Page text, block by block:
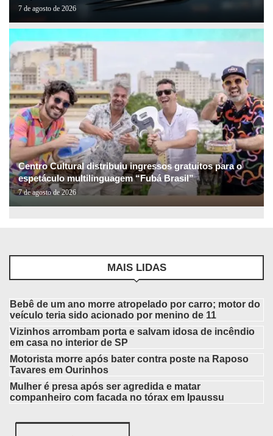
7 de agosto de 2026
Centro Cultural distribuiu ingressos gratuitos para o
espetáculo multilinguagem “Fubá Brasil”
7 de agosto de 2026
MAIS LIDAS
Bebê de um ano morre atropelado por carro; motor do
veículo teria sido acionado por menino de 11
Vizinhos arrombam porta e salvam idosa de incêndio
em casa no interior de SP
Motorista morre após bater contra poste na Raposo
Tavares em Ourinhos
Mulher é presa após ser agredida e matar
companheiro com facada no tórax em Ipaussu